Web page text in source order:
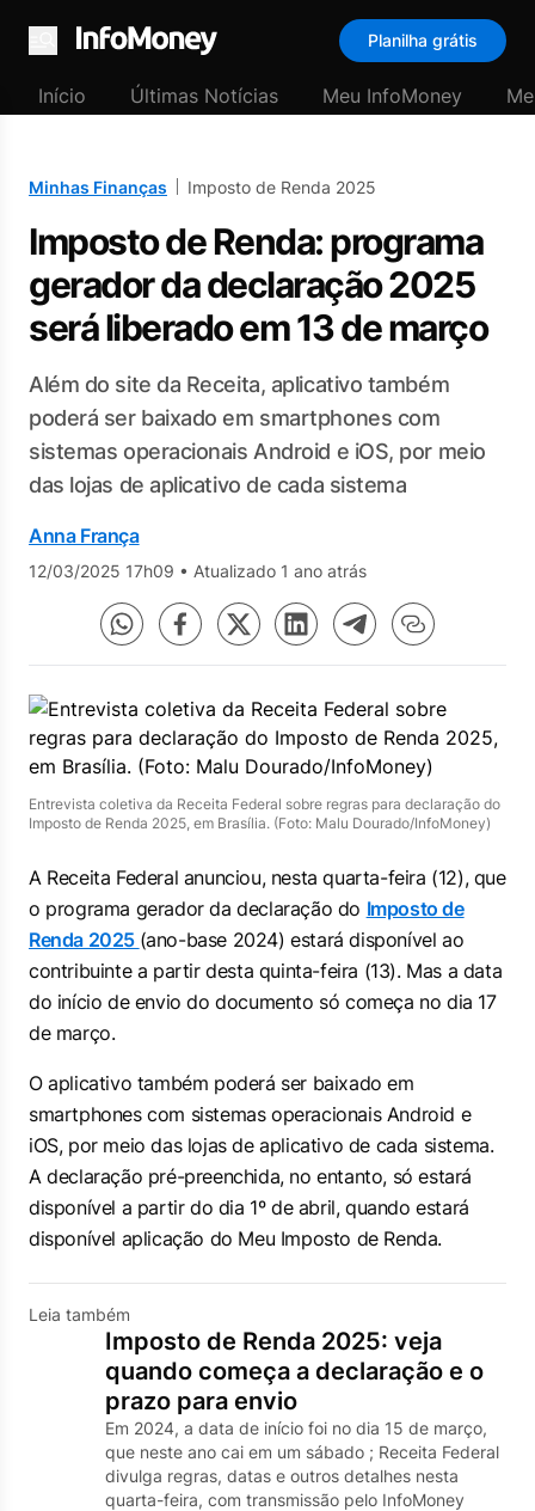
Menu
Planilha grátis
Início Últimas Notícias Meu InfoMoney
Minhas Finanças Imposto de Renda 2025
Imposto de Renda: programa
gerador da declaração 2025
será liberado em 13 de março
Além do site da Receita, aplicativo também
poderá ser baixado em smartphones com
sistemas operacionais Android e iOS, por meio
das lojas de aplicativo de cada sistema
Anna França
12/03/2025 17h09 • Atualizado 1 ano atrás
Entrevista coletiva da Receita Federal sobre regras para declaração do
Imposto de Renda 2025, em Brasília. (Foto: Malu Dourado/InfoMoney)
A Receita Federal anunciou, nesta quarta-feira (12), que
o programa gerador da declaração do Imposto de
Renda 2025 (ano-base 2024) estará disponível ao
contribuinte a partir desta quinta-feira (13). Mas a data
do início de envio do documento só começa no dia 17
de março.
O aplicativo também poderá ser baixado em
smartphones com sistemas operacionais Android e
iOS, por meio das lojas de aplicativo de cada sistema.
A declaração pré-preenchida, no entanto, só estará
disponível a partir do dia 1º de abril, quando estará
disponível aplicação do Meu Imposto de Renda.
Leia também
Imposto de Renda 2025: veja
quando começa a declaração e o
prazo para envio
Em 2024, a data de início foi no dia 15 de março,
que neste ano cai em um sábado ; Receita Federal
divulga regras, datas e outros detalhes nesta
quarta-feira, com transmissão pelo InfoMoney